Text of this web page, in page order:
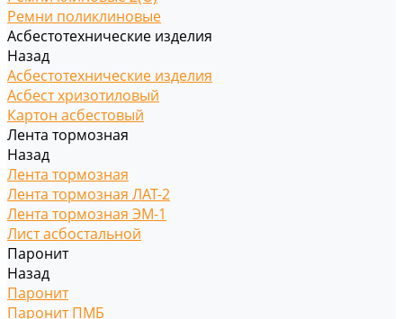
Ремни поликлиновые
Асбестотехнические изделия
Назад
Асбестотехнические изделия
Асбест хризотиловый
Картон асбестовый
Лента тормозная
Назад
Лента тормозная
Лента тормозная ЛАТ-2
Лента тормозная ЭМ-1
Лист асбостальной
Паронит
Назад
Паронит
Паронит ПМБ